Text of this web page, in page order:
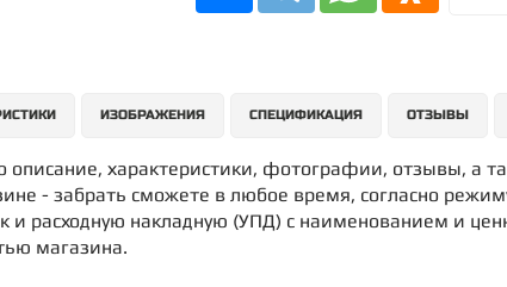
ИЗОБРАЖЕНИЯ СПЕЦИФИКАЦИЯ ОТЗЫВЫ
описание, характеристики, фотографии, отзывы, а
- забрать сможете в любое время, согласно
и расходную накладную (УПД) с наименованием и
магазина.